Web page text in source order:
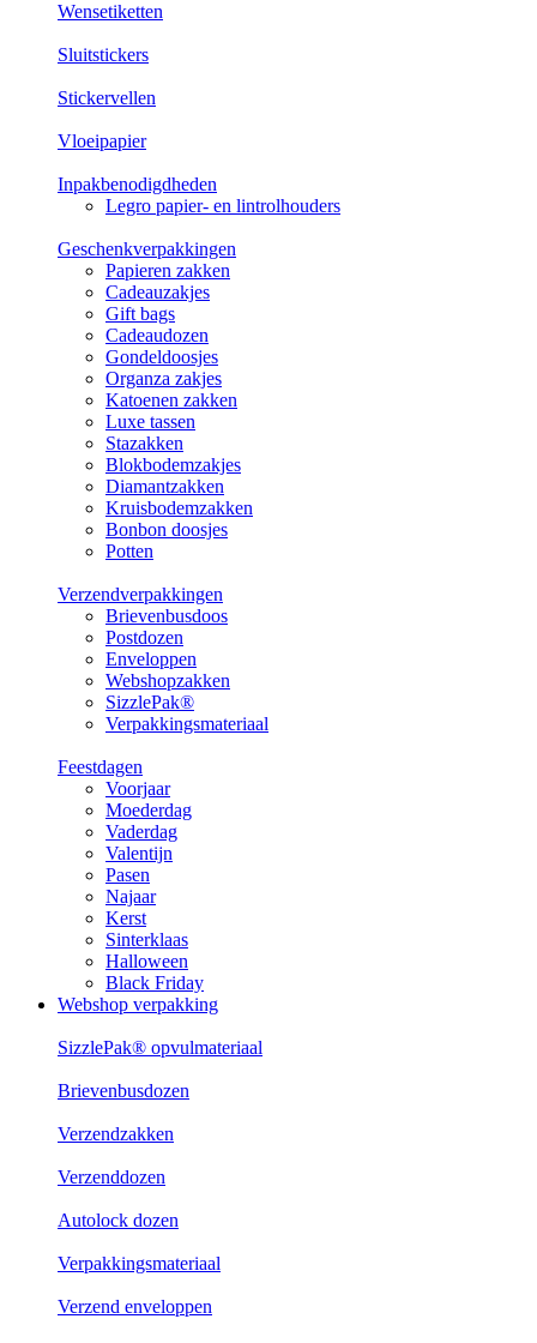
Wensetiketten
Sluitstickers
Stickervellen
Vloeipapier
Inpakbenodigdheden
Legro papier- en lintrolhouders
Geschenkverpakkingen
Papieren zakken
Cadeauzakjes
Gift bags
Cadeaudozen
Gondeldoosjes
Organza zakjes
Katoenen zakken
Luxe tassen
Stazakken
Blokbodemzakjes
Diamantzakken
Kruisbodemzakken
Bonbon doosjes
Potten
Verzendverpakkingen
Brievenbusdoos
Postdozen
Enveloppen
Webshopzakken
SizzlePak®
Verpakkingsmateriaal
Feestdagen
Voorjaar
Moederdag
Vaderdag
Valentijn
Pasen
Najaar
Kerst
Sinterklaas
Halloween
Black Friday
Webshop verpakking
SizzlePak® opvulmateriaal
Brievenbusdozen
Verzendzakken
Verzenddozen
Autolock dozen
Verpakkingsmateriaal
Verzend enveloppen